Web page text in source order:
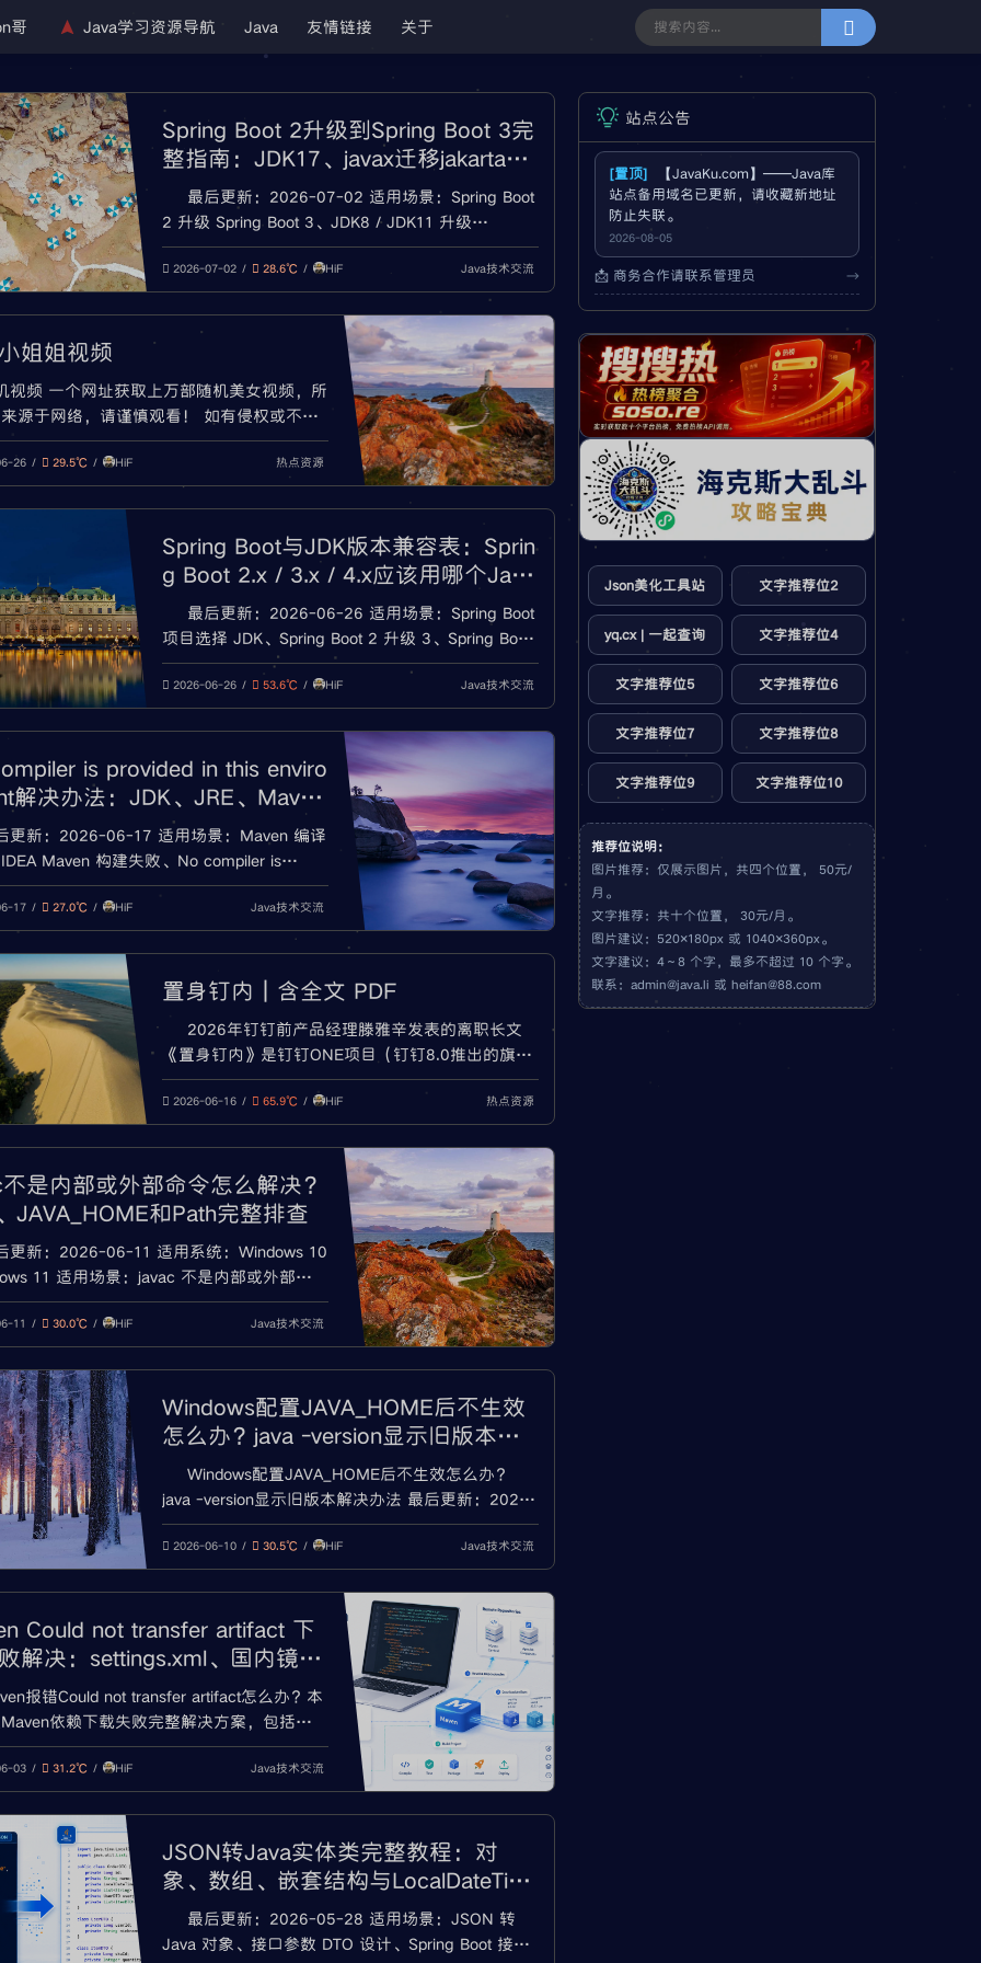
哥 Java学习资源导航 Java 友情链接 关于
Spring Boot 2升级到Spring Boot 3完
整指南：JDK17、javax迁移jakarta、
依赖兼容与常见报错
最后更新：2026-07-02 适用场景：Spring Boot
2 升级 Spring Boot 3、JDK8 / JDK11 升级
JDK17、javax 迁移 jakarta、Spring Framework 6、
Spring Security 6、Maven / Gradle 构建失败、Sp
2026-07-02 28.6℃ HiF Java技术交流
姐姐视频
视频 一个网址获取上万部随机美女视频，所
源于网络，请谨慎观看！ 如有侵权或不良
反馈。 https://chi.re/video.html
26 29.5℃ HiF 热点资源
Spring Boot与JDK版本兼容表：Sprin
g Boot 2.x / 3.x / 4.x应该用哪个Java
版本？
最后更新：2026-06-26 适用场景：Spring Boot
项目选择 JDK、Spring Boot 2 升级 3、Spring Boot
3 升级 4、Java 版本不兼容、Maven / Gradle 构建
失败 创建或接手 Spring Boot 项目时，经常会遇到
这些问题： Spring
2026-06-26 53.6℃ HiF Java技术交流
is provided in this enviro
解决办法：JDK、JRE、Maven
排查
更新：2026-06-17 适用场景：Maven 编译
Maven 构建失败、No compiler is
in this environment、JDK/JRE 配置错误、
指向错误、Maven Runner JRE 配置错
Maven
17 27.0℃ HiF Java技术交流
置身钉内｜含全文 PDF
2026年钉钉前产品经理滕雅辛发表的离职长文
《置身钉内》是钉钉ONE项目（钉钉8.0推出的旗舰
AI工作首页）核心产品经理滕雅辛（花名“幽素”）
于2026年6月4日发表的离职长文。在这篇长文中，
她复盘了钉钉“ONE”这款AI产品从立项、DAU直冲
300万，再到留存率断崖式下跌，最终收缩、拆分的
全过程
2026-06-16 65.9℃ HiF 热点资源
是内部或外部命令怎么解决？
JAVA_HOME和Path完整排查
更新：2026-06-11 适用系统：Windows 10
11 适用场景：javac 不是内部或外部命
正常但 javac 不正常、JDK 环境变量配置
配置不生效、Path 中 Java 路
在 Windows 上安装 Java
11 30.0℃ HiF Java技术交流
Windows配置JAVA_HOME后不生效
怎么办？java -version显示旧版本解
决办法
Windows配置JAVA_HOME后不生效怎么办？
java -version显示旧版本解决办法 最后更新：2026-
06-10 适用系统：Windows 10 / Windows 11 适用
场景：JAVA_HOME 配置不生效、java -version 显
示旧版本、javac 不是内部或外部命令
2026-06-10 30.5℃ HiF Java技术交流
Could not transfer artifact 下
解决：settings.xml、国内镜
地缓存与代理排查
报错Could not transfer artifact怎么办？本
依赖下载失败完整解决方案，包括
国内镜像配置、effective-settings检
清理、本地仓库缓存、IDEA Maven
理、证书PKIX、私服401/403和依赖坐标
03 31.2℃ HiF Java技术交流
JSON转Java实体类完整教程：对
象、数组、嵌套结构与LocalDateTim
e处理
最后更新：2026-05-28 适用场景：JSON 转
Java 对象、接口参数 DTO 设计、Spring Boot 接收
站点公告
[置顶]
【JavaKu.com】——Java库
站点备用域名已更新，请收藏新地址
防止失联。
2026-08-05
📩 商务合作请联系管理员 →
Json美化工具站 文字推荐位2
yq.cx | 一起查询 文字推荐位4
文字推荐位5 文字推荐位6
文字推荐位7 文字推荐位8
文字推荐位9 文字推荐位10
推荐位说明：
图片推荐：仅展示图片，共四个位置， 50元/
月。
文字推荐：共十个位置， 30元/月。
图片建议：520×180px 或 1040×360px。
文字建议：4～8 个字，最多不超过 10 个字。
联系： admin@java.li 或 heifan@88.com